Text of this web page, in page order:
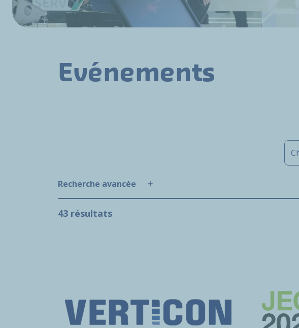
Evénements
Recherche avancée
43 résultats